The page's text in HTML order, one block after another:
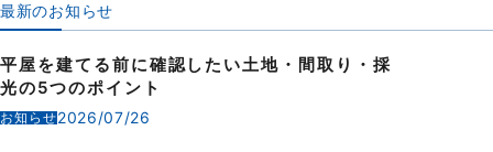
最新のお知らせ
平屋を建てる前に確認したい土地・間取り・採
光の5つのポイント
お知らせ2026/07/26